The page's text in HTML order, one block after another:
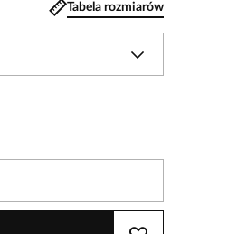
Tabela rozmiarów